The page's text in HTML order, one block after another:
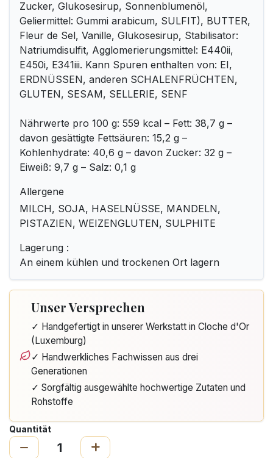
Zucker, Glukosesirup, Sonnenblumenöl,
Geliermittel: Gummi arabicum, SULFIT), BUTTER,
Fleur de Sel, Vanille, Glukosesirup, Stabilisator:
Natriumdisulfit, Agglomerierungsmittel: E440ii,
E450i, E341iii. Kann Spuren enthalten von: EI,
ERDNÜSSEN, anderen SCHALENFRÜCHTEN,
GLUTEN, SESAM, SELLERIE, SENF
Nährwerte pro 100 g: 559 kcal – Fett: 38,7 g –
davon gesättigte Fettsäuren: 15,2 g –
Kohlenhydrate: 40,6 g – davon Zucker: 32 g –
Eiweiß: 9,7 g – Salz: 0,1 g
Allergene
MILCH, SOJA, HASELNÜSSE, MANDELN,
PISTAZIEN, WEIZENGLUTEN, SULPHITE
Lagerung :
An einem kühlen und trockenen Ort lagern
Unser Versprechen
✓ Handgefertigt in unserer Werkstatt in Cloche d'Or
(Luxemburg)
✓ Handwerkliches Fachwissen aus drei
Generationen
✓ Sorgfältig ausgewählte hochwertige Zutaten und
Rohstoffe
Quantität